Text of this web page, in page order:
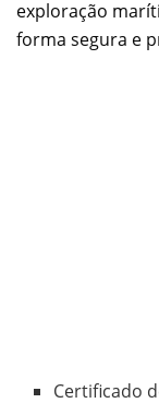
exploração
forma segura e
Certificado